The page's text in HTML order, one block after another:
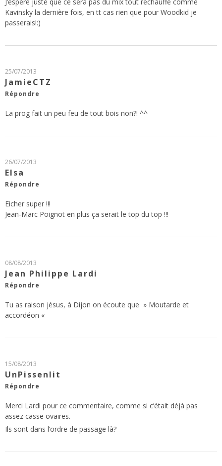
Kavinsky la dernière fois, en tt cas rien que pour Woodkid je
passerais!:)
25/07/2013
JamieCTZ
Répondre
La prog fait un peu feu de tout bois non?! ^^
26/07/2013
Elsa
Répondre
Eicher super !!!
Jean-Marc Poignot en plus ça serait le top du top !!!
08/08/2013
Jean Philippe Lardi
Répondre
Tu as raison jésus, à Dijon on écoute que » Moutarde et
accordéon «
15/08/2013
UnPissenlit
Répondre
Merci Lardi pour ce commentaire, comme si c’était déjà pas
assez casse ovaires.
Ils sont dans l’ordre de passage là?